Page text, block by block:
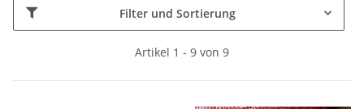
Filter und Sortierung
Artikel 1 - 9 von 9